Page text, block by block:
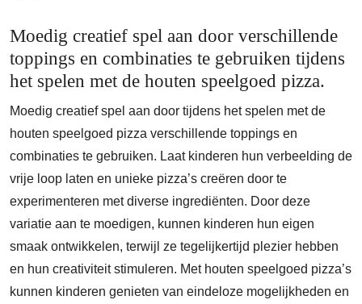
Moedig creatief spel aan door verschillende
toppings en combinaties te gebruiken tijdens
het spelen met de houten speelgoed pizza.
Moedig creatief spel aan door tijdens het spelen met de
houten speelgoed pizza verschillende toppings en
combinaties te gebruiken. Laat kinderen hun verbeelding de
vrije loop laten en unieke pizza’s creëren door te
experimenteren met diverse ingrediënten. Door deze
variatie aan te moedigen, kunnen kinderen hun eigen
smaak ontwikkelen, terwijl ze tegelijkertijd plezier hebben
en hun creativiteit stimuleren. Met houten speelgoed pizza’s
kunnen kinderen genieten van eindeloze mogelijkheden en